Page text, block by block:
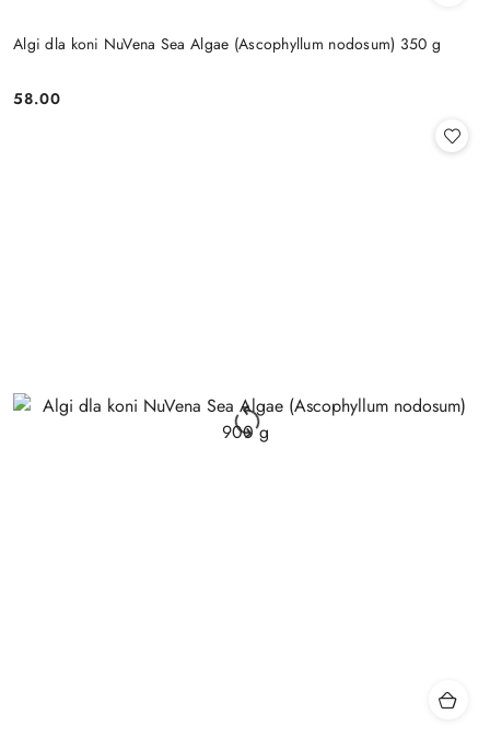
Algi dla koni NuVena Sea Algae (Ascophyllum nodosum) 350 g
Cena:
58.00